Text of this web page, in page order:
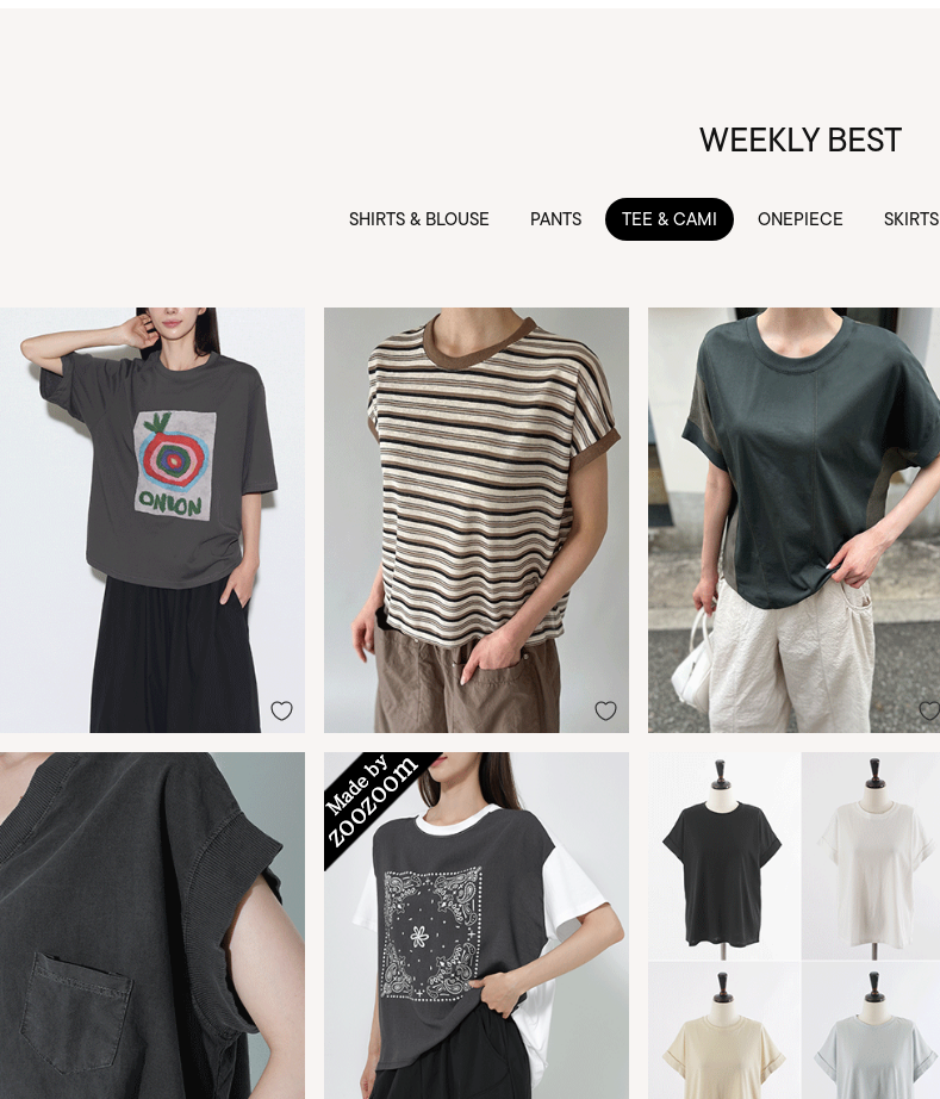
WEEKLY BEST
SHIRTS & BLOUSE PANTS TEE & CAMI ONEPIECE SKIRTS